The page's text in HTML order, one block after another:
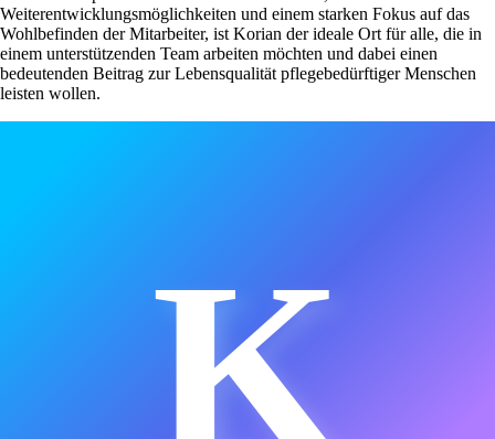
Weiterentwicklungsmöglichkeiten und einem starken Fokus auf das
Wohlbefinden der Mitarbeiter, ist Korian der ideale Ort für alle, die in
einem unterstützenden Team arbeiten möchten und dabei einen
bedeutenden Beitrag zur Lebensqualität pflegebedürftiger Menschen
leisten wollen.
K